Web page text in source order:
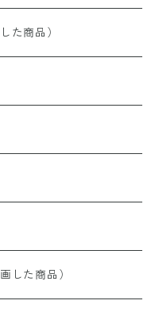
た商品）
した商品）